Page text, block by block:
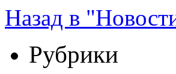
Назад в
Рубрики